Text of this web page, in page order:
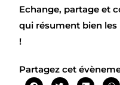
Echange, partage et
qui résument bien
!
Partagez cet